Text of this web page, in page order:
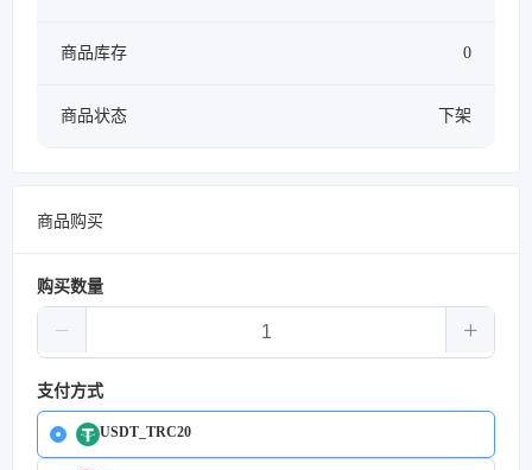
商品库存 0
商品状态 下架
商品购买
购买数量
支付方式
USDT_TRC20